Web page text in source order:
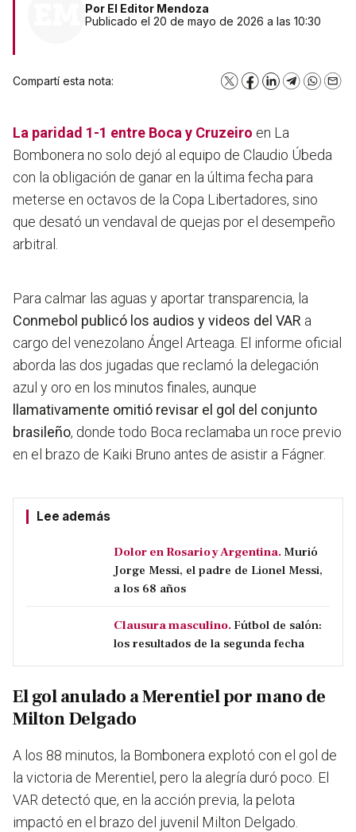
Por El Editor Mendoza
Publicado el 20 de mayo de 2026 a las 10:30
Compartí esta nota: X Facebook
LinkedInTelegram
La paridad 1-1 entre Boca y Cruzeiro en La
Bombonera no solo dejó al equipo de Claudio Úbeda
con la obligación de ganar en la última fecha para
meterse en octavos de la Copa Libertadores, sino
que desató un vendaval de quejas por el desempeño
arbitral.
Para calmar las aguas y aportar transparencia, la
Conmebol publicó los audios y videos del VAR a
cargo del venezolano Ángel Arteaga. El informe oficial
aborda las dos jugadas que reclamó la delegación
azul y oro en los minutos finales, aunque
llamativamente omitió revisar el gol del conjunto
brasileño, donde todo Boca reclamaba un roce previo
en el brazo de Kaiki Bruno antes de asistir a Fágner.
Lee además
Dolor en Rosario y Argentina. Murió
Jorge Messi, el padre de Lionel Messi,
a los 68 años
Clausura masculino. Fútbol de salón:
los resultados de la segunda fecha
El gol anulado a Merentiel por mano de
Milton Delgado
A los 88 minutos, la Bombonera explotó con el gol de
la victoria de Merentiel, pero la alegría duró poco. El
VAR detectó que, en la acción previa, la pelota
impactó en el brazo del juvenil Milton Delgado.